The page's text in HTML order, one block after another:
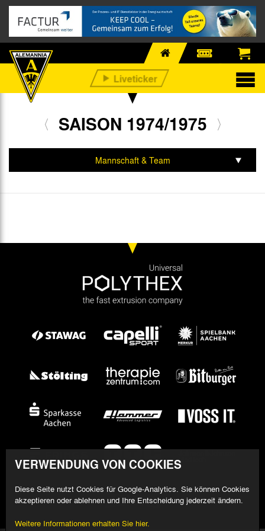
SAISON 1974/1975
Mannschaft & Team
VERWENDUNG VON COOKIES
Diese Seite nutzt Cookies für Google-Analytics. Sie können Cookies
akzeptieren oder ablehnen und Ihre Entscheidung jederzeit ändern.
Weitere Informationen erhalten Sie hier.